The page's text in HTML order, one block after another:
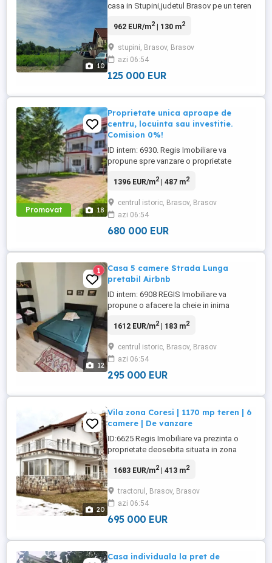
10
casa in Stupini,judetul Brasov pe un teren
constructie la gri si este compartimentata
personalizarii finisajelor dupa preferintele
noului proprietar .In momentul de fata se
lucreaza la ...
962 EUR/m2| 130 m2
stupini, Brasov, Brasov
azi 06:54
125 000 EUR
Promovat 18
Proprietate unica aproape de
centru, locuinta sau investitie.
Comision 0%!
ID intern: 6930. Regis Imobiliare va
propune spre vanzare o proprietate
Nu este doar o casa mare si nici genul
poze. Este o proprietate cu substanta, cu
spatiu real si cu foarte multe posibilitati
pentru cine stie ...
1396 EUR/m2| 487 m2
centrul istoric, Brasov, Brasov
azi 06:54
680 000 EUR
12
1
Casa 5 camere Strada Lunga
pretabil Airbnb
ID intern: 6908 REGIS Imobiliare va
propune o afacere la cheie in inima
complet functionala, situata pe Str. Lunga,
Proprietatea dispune de: 5 camere, fiecare
cu baie proprie Bucatarie complet utilata 2
holuri generoase Beci ...
1612 EUR/m2| 183 m2
centrul istoric, Brasov, Brasov
azi 06:54
295 000 EUR
20
Vila zona Coresi | 1170 mp teren | 6
camere | De vanzare
ID:6625 Regis Imobiliare va prezinta o
proprietate deosebita situata in zona
una dintre cele mai cautate zone din
punctele de interes. Date generale si
structura Regim de inaltime: subsol +
parter + etaj Suprafata utila: ...
1683 EUR/m2| 413 m2
tractorul, Brasov, Brasov
azi 06:54
695 000 EUR
Casa individuala la pret de